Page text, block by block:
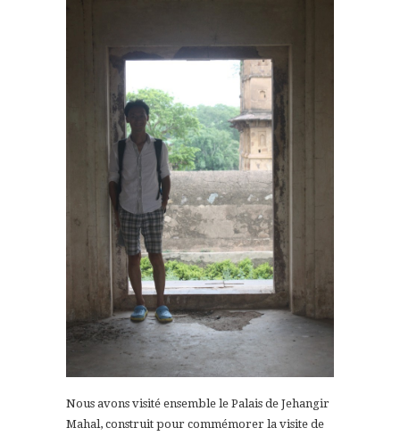
Nous avons visité ensemble le Palais de Jehangir
Mahal, construit pour commémorer la visite de